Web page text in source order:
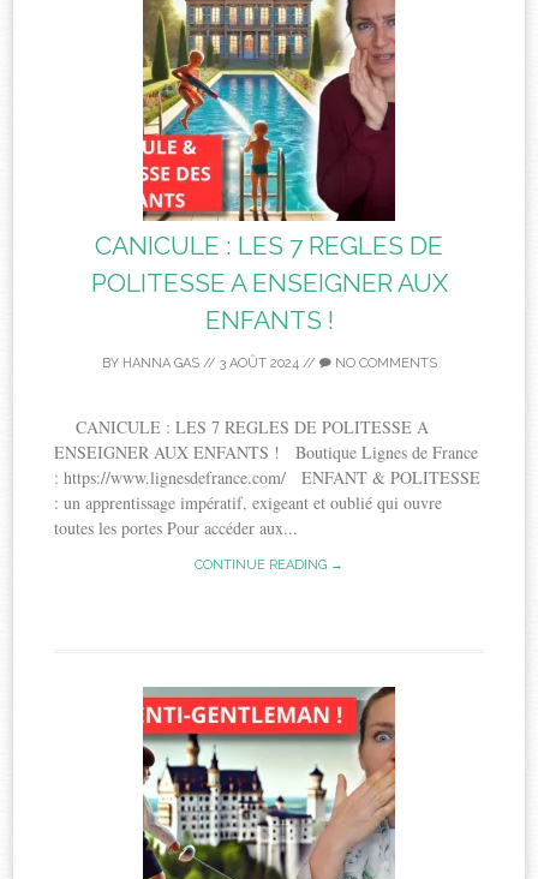
CANICULE : LES 7 REGLES DE
POLITESSE A ENSEIGNER AUX
ENFANTS !
BY HANNA GAS// 3 AOÛT 2024// NO COMMENTS
CANICULE : LES 7 REGLES DE POLITESSE A
ENSEIGNER AUX ENFANTS ! Boutique Lignes de France
: https://www.lignesdefrance.com/ ENFANT & POLITESSE
: un apprentissage impératif, exigeant et oublié qui ouvre
toutes les portes Pour accéder aux...
CONTINUE READING →